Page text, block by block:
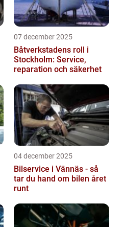
07 december 2025
Båtverkstadens roll i
Stockholm: Service,
reparation och säkerhet
04 december 2025
Bilservice i Vännäs - så
tar du hand om bilen året
runt